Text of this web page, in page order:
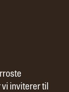
vi inviterer til